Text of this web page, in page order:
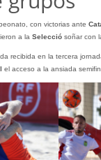
con victorias ante
a la Selecciósoñar con
recibida en la tercera
el acceso a la ansiada